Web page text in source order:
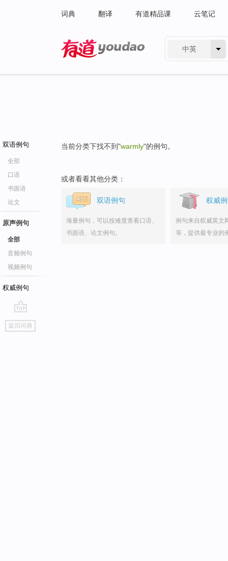
词典 翻译 有道精品课 云笔记
中英
双语例句
全部
口语
书面语
论文
原声例句
全部
音频例句
视频例句
权威例句
go
top
返回词典
当前分类下找不到"warmly"的例句。
或者看看其他分类：
双语例句
海量例句，可以按难度查看口语、
书面语、论文例句。
权威
例句来自权威英文
等，提供最专业的